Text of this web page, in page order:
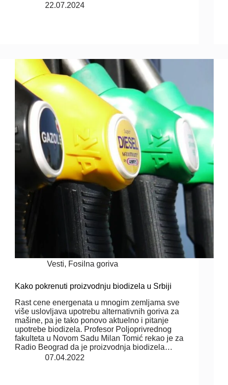
22.07.2024
Vesti, Fosilna goriva
Kako pokrenuti proizvodnju biodizela u Srbiji
Rast cene energenata u mnogim zemljama sve
više uslovljava upotrebu alternativnih goriva za
mašine, pa je tako ponovo aktuelno i pitanje
upotrebe biodizela. Profesor Poljoprivrednog
fakulteta u Novom Sadu Milan Tomić rekao je za
Radio Beograd da je proizvodnja biodizela…
07.04.2022